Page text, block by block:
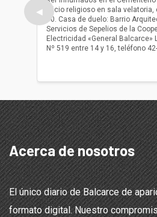
◀
oficio religioso en sala
10. Casa de duelo: Barrio
Servicios de Sepelios de la
Electricidad «General Balcarce»
Nº 519 entre 14 y 16, teléfono
Acerca de nosotros
El único diario de Balcarce de
formato digital. Nuestro